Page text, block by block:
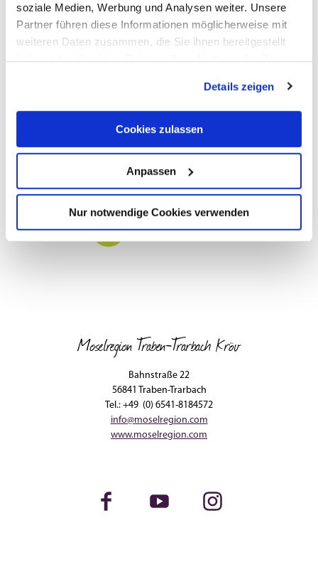
soziale Medien, Werbung und Analysen weiter. Unsere
Partner führen diese Informationen möglicherweise mit
weiteren Daten zusammen, die Sie ihnen bereitgestellt
haben oder die sie im Rahmen Ihrer Nutzung der Dienste
Details zeigen
Cookies zulassen
Anpassen
Nur notwendige Cookies verwenden
Moselregion Traben-Trarbach Kröv
Bahnstraße 22
56841 Traben-Trarbach
Tel.: +49 (0) 6541-8184572
info@moselregion.com
www.moselregion.com
Facebook Youtube Instagram